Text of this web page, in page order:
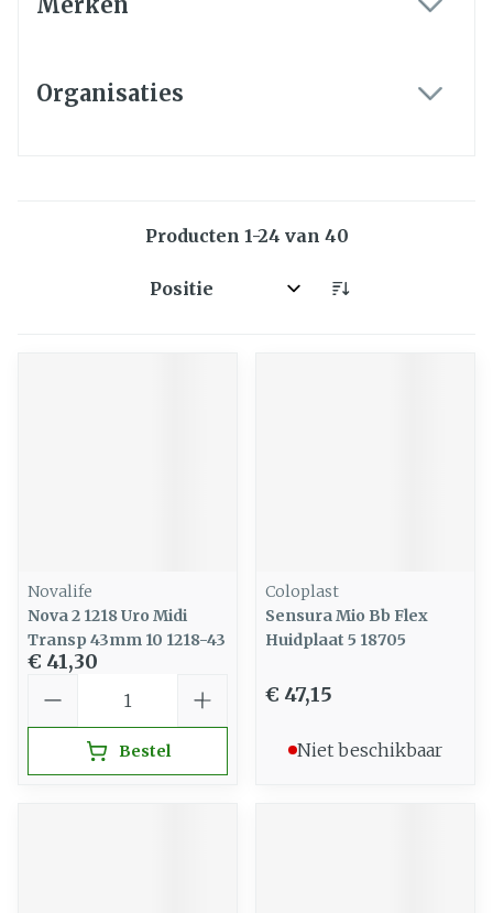
Organisaties
Producten 1-24 van 40
Sorteer op:
Novalife
Nova 2 1218 Uro Midi
Transp 43mm 10 1218-43
€ 41,30
Bestel
Coloplast
Sensura Mio Bb Flex
Huidplaat 5 18705
€ 47,15
Niet beschikbaar